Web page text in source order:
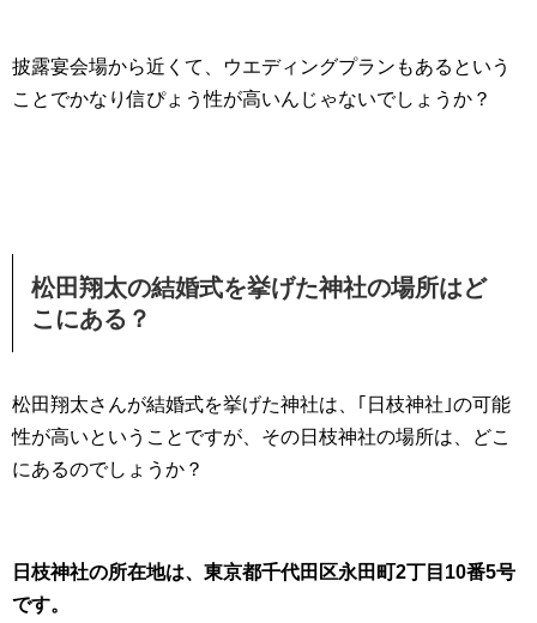
披露宴会場から近くて、ウエディングプランもあるという
ことでかなり信ぴょう性が高いんじゃないでしょうか？
松田翔太の結婚式を挙げた神社の場所はど
こにある？
松田翔太さんが結婚式を挙げた神社は、｢日枝神社｣の可能
性が高いということですが、その日枝神社の場所は、どこ
にあるのでしょうか？
日枝神社の所在地は、東京都千代田区永田町2丁目10番5号
です。